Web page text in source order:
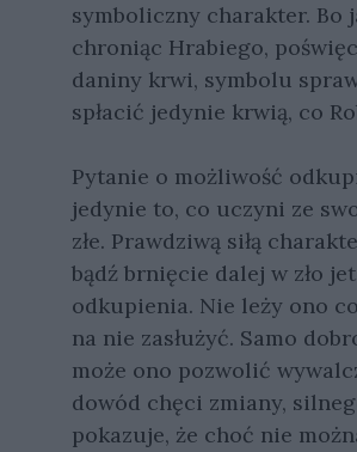
symboliczny charakter. Bo
chroniąc Hrabiego,
daniny krwi, symbolu
spłacić jedynie krwią, co
Pytanie o możliwość
jedynie to, co uczyni ze
złe. Prawdziwą siłą
bądź brnięcie dalej w zło
odkupienia. Nie leży ono
na nie zasłużyć. Samo
może ono pozwolić
dowód chęci zmiany,
pokazuje, że choć nie